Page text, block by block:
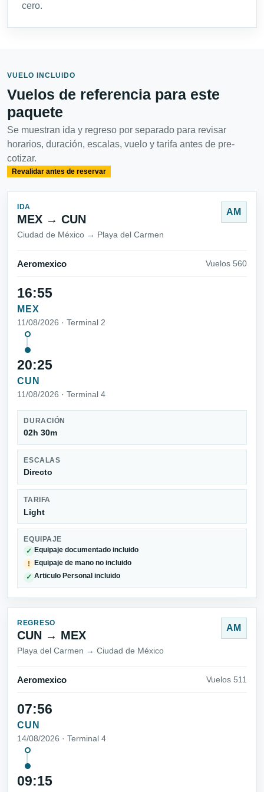
cero.
VUELO INCLUIDO
Vuelos de referencia para este
paquete
Se muestran ida y regreso por separado para revisar
horarios, duración, escalas, vuelo y tarifa antes de pre-
cotizar.
Revalidar antes de reservar
IDA
MEX → CUN
Ciudad de México → Playa del Carmen
AM
Aeromexico Vuelos 560
16:55
MEX
11/08/2026 · Terminal 2
20:25
CUN
11/08/2026 · Terminal 4
DURACIÓN
02h 30m
ESCALAS
Directo
TARIFA
Light
EQUIPAJE
✓ Equipaje documentado incluido
! Equipaje de mano no incluido
✓ Articulo Personal incluido
REGRESO
CUN → MEX
Playa del Carmen → Ciudad de México
AM
Aeromexico Vuelos 511
07:56
CUN
14/08/2026 · Terminal 4
09:15